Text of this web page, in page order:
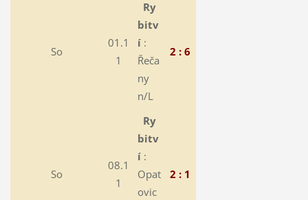
So
01.1
1
Ry
bitv
í:
Řeča
ny
n/L
2 : 6
So
08.1
1
Ry
bitv
í:
Opat
ovic
2 : 1